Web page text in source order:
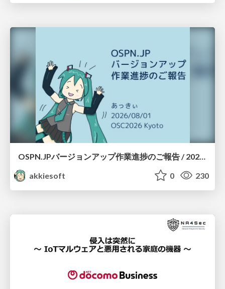
akkiesoft
0 230